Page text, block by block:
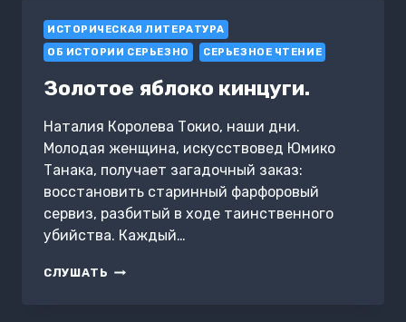
ИСТОРИЧЕСКАЯ ЛИТЕРАТУРА
ОБ ИСТОРИИ СЕРЬЕЗНО
СЕРЬЕЗНОЕ ЧТЕНИЕ
Золотое яблоко кинцуги.
Наталия Королева Токио, наши дни.
Молодая женщина, искусствовед Юмико
Танака, получает загадочный заказ:
восстановить старинный фарфоровый
сервиз, разбитый в ходе таинственного
убийства. Каждый…
СЛУШАТЬ ЗОЛОТОЕ